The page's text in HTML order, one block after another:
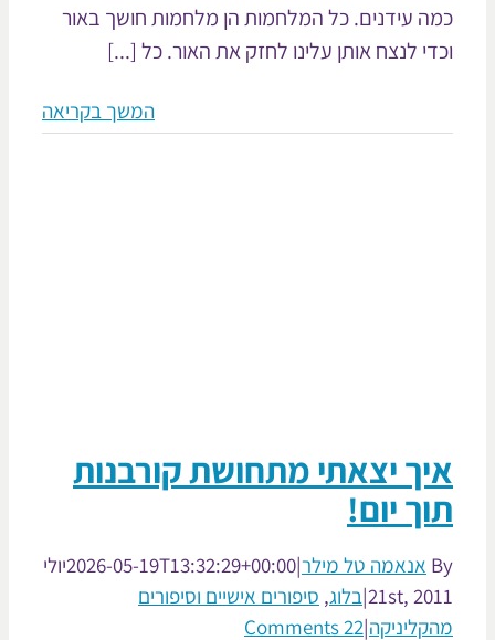
עידנים. כל המלחמות הן מלחמות חושך באור
לנצח אותן עלינו לחזק את האור. כל [...]
המשך בקריאה
וסיפורים מהקליניקה
יצאתי מתחושת קורבנות
יום!
אנאמה טל מילר|
2026-05-19T13:32:29+00:00יולי
21st,
|בלוג,סיפורים אישיים וסיפורים
|
22 Comments